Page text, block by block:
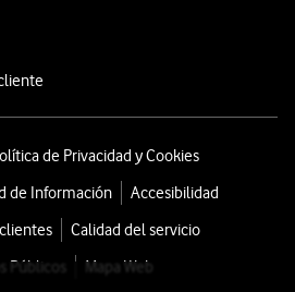
de Privacidad y Cookies
de Información
Accesibilidad
Calidad del servicio
Públicos
Mapa Web